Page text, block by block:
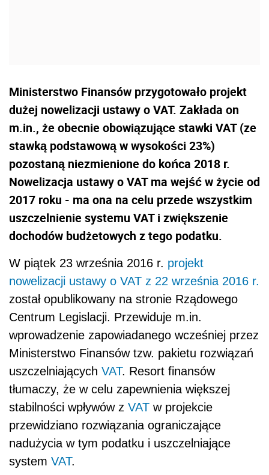
Ministerstwo Finansów przygotowało projekt
dużej nowelizacji ustawy o VAT. Zakłada on
m.in., że obecnie obowiązujące stawki VAT (ze
stawką podstawową w wysokości 23%)
pozostaną niezmienione do końca 2018 r.
Nowelizacja ustawy o VAT ma wejść w życie od
2017 roku - ma ona na celu przede wszystkim
uszczelnienie systemu VAT i zwiększenie
dochodów budżetowych z tego podatku.
W piątek 23 września 2016 r. projekt
nowelizacji ustawy o VAT z 22 września 2016 r.
został opublikowany na stronie Rządowego
Centrum Legislacji. Przewiduje m.in.
wprowadzenie zapowiadanego wcześniej przez
Ministerstwo Finansów tzw. pakietu rozwiązań
uszczelniających VAT. Resort finansów
tłumaczy, że w celu zapewnienia większej
stabilności wpływów z VAT w projekcie
przewidziano rozwiązania ograniczające
nadużycia w tym podatku i uszczelniające
system VAT.